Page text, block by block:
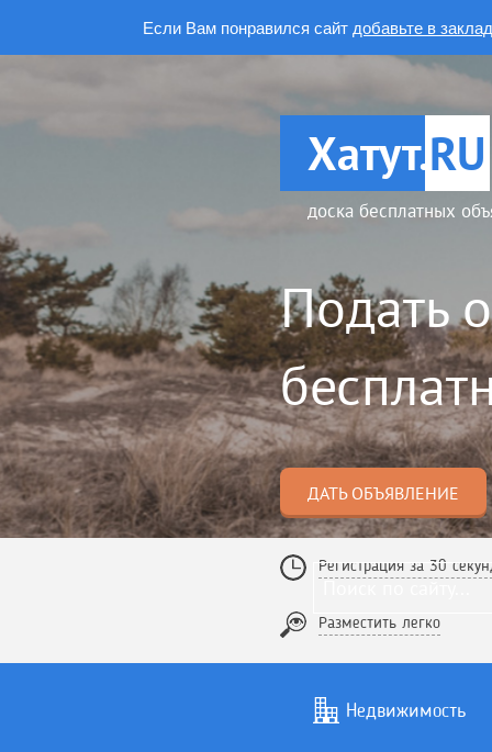
Если Вам понравился сайт добавьте в
Хатут.RU
доска бесплатных
Подать
ДАТЬ ОБЪЯВЛЕНИЕ
Регистрация за 30
Разместить легко
Недвижимость